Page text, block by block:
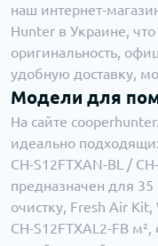
наш интернет-
Hunter в Украине, что
оригинальность,
удобную доставку,
Модели для
На сайте
идеально
CH-S12FTXAN-BL /
предназначен для 35
очистку, Fresh Air
CH-S12FTXAL2-FB